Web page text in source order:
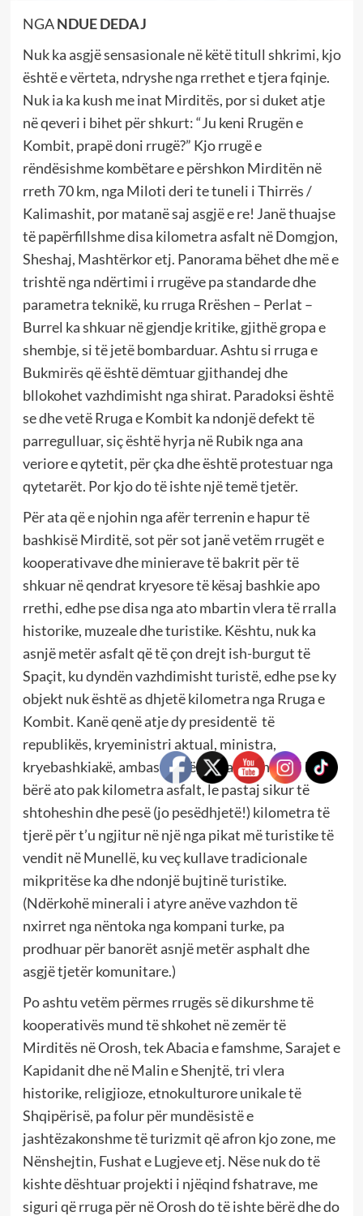
NGANDUE DEDAJ
Nuk ka asgjë sensasionale në këtë titull shkrimi, kjo
është e vërteta, ndryshe nga rrethet e tjera fqinje.
Nuk ia ka kush me inat Mirditës, por si duket atje
në qeveri i bihet për shkurt: “Ju keni Rrugën e
Kombit, prapë doni rrugë?” Kjo rrugë e
rëndësishme kombëtare e përshkon Mirditën në
rreth 70 km, nga Miloti deri te tuneli i Thirrës /
Kalimashit, por matanë saj asgjë e re! Janë thuajse
të papërfillshme disa kilometra asfalt në Domgjon,
Sheshaj, Mashtërkor etj. Panorama bëhet dhe më e
trishtë nga ndërtimi i rrugëve pa standarde dhe
parametra teknikë, ku rruga Rrëshen – Perlat –
Burrel ka shkuar në gjendje kritike, gjithë gropa e
shembje, si të jetë bombarduar. Ashtu si rruga e
Bukmirës që është dëmtuar gjithandej dhe
bllokohet vazhdimisht nga shirat. Paradoksi është
se dhe vetë Rruga e Kombit ka ndonjë defekt të
parregulluar, siç është hyrja në Rubik nga ana
veriore e qytetit, për çka dhe është protestuar nga
qytetarët. Por kjo do të ishte një temë tjetër.
Për ata që e njohin nga afër terrenin e hapur të
bashkisë Mirditë, sot për sot janë vetëm rrugët e
kooperativave dhe minierave të bakrit për të
shkuar në qendrat kryesore të kësaj bashkie apo
rrethi, edhe pse disa nga ato mbartin vlera të rralla
historike, muzeale dhe turistike. Kështu, nuk ka
asnjë metër asfalt që të çon drejt ish-burgut të
Spaçit, ku dyndën vazhdimisht turistë, edhe pse ky
objekt nuk është as dhjetë kilometra nga Rruga e
Kombit. Kanë qenë atje dy presidentë të
republikës, kryeministri aktual, ministra,
kryebashkiakë, ambasadorë, por askush nuk i ka
bërë ato pak kilometra asfalt, le pastaj sikur të
shtoheshin dhe pesë (jo pesëdhjetë!) kilometra të
tjerë për t’u ngjitur në një nga pikat më turistike të
vendit në Munellë, ku veç kullave tradicionale
mikpritëse ka dhe ndonjë bujtinë turistike.
(Ndërkohë minerali i atyre anëve vazhdon të
nxirret nga nëntoka nga kompani turke, pa
prodhuar për banorët asnjë metër asphalt dhe
asgjë tjetër komunitare.)
Po ashtu vetëm përmes rrugës së dikurshme të
kooperativës mund të shkohet në zemër të
Mirditës në Orosh, tek Abacia e famshme, Sarajet e
Kapidanit dhe në Malin e Shenjtë, tri vlera
historike, religjioze, etnokulturore unikale të
Shqipërisë, pa folur për mundësistë e
jashtëzakonshme të turizmit që afron kjo zone, me
Nënshejtin, Fushat e Lugjeve etj. Nëse nuk do të
kishte dështuar projekti i njëqind fshatrave, me
siguri që rruga për në Orosh do të ishte bërë dhe do